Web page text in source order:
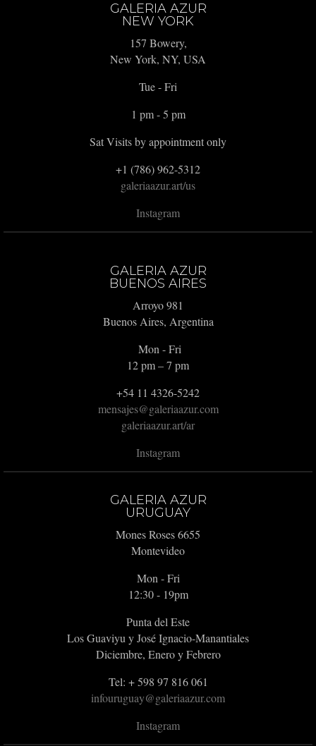
GALERIA AZUR
NEW YORK
157 Bowery,
New York, NY, USA
Tue - Fri
1 pm - 5 pm
Sat Visits by appointment only
+1 (786) 962-5312
galeriaazur.art/us
Instagram
GALERIA AZUR
BUENOS AIRES
Arroyo 981
Buenos Aires, Argentina
Mon - Fri
12 pm – 7 pm
+54 11 4326-5242
mensajes@galeriaazur.com
galeriaazur.art/ar
Instagram
GALERIA AZUR
URUGUAY
Mones Roses 6655
Montevideo
Mon - Fri
12:30 - 19pm
Punta del Este
Los Guaviyu y José Ignacio-Manantiales
Diciembre, Enero y Febrero
Tel: + 598 97 816 061
infouruguay@galeriaazur.com
Instagram